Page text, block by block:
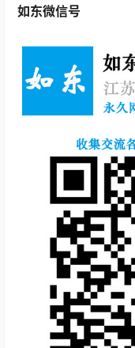
如东微信号